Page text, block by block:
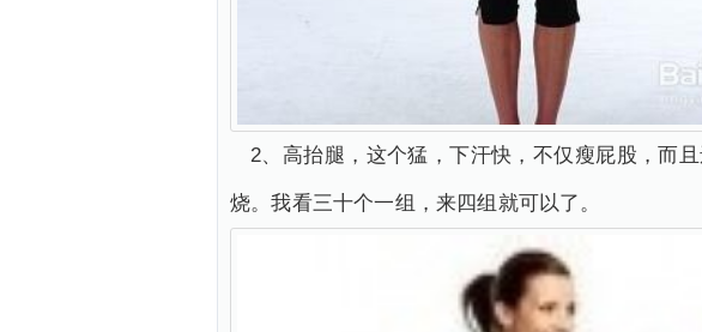
2、高抬腿，这个猛，下汗快，不仅瘦屁股，而
烧。我看三十个一组，来四组就可以了。